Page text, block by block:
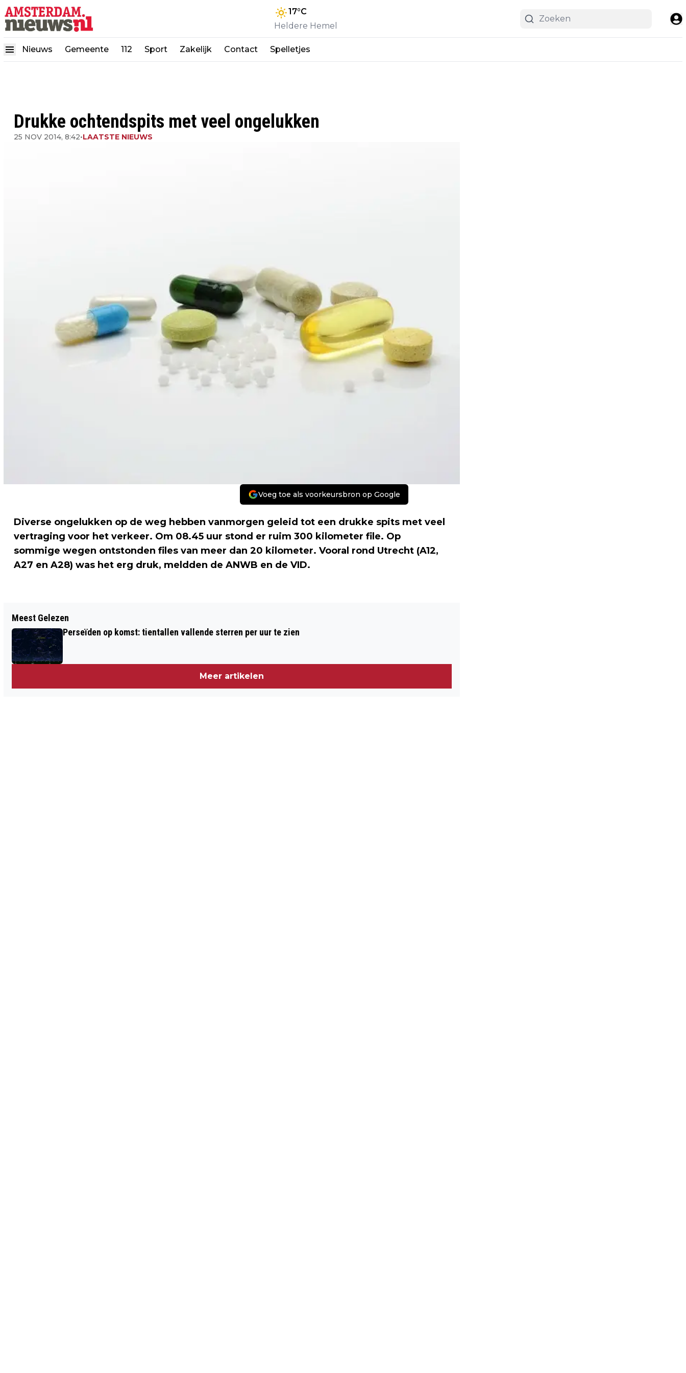
17°C
Heldere Hemel
Nieuws Gemeente 112 Sport Zakelijk Contact Spelletjes
Drukke ochtendspits met veel ongelukken
25 NOV 2014, 8:42•LAATSTE NIEUWS
Voeg toe als voorkeursbron op Google
Diverse ongelukken op de weg hebben vanmorgen geleid tot een drukke spits met veel
vertraging voor het verkeer. Om 08.45 uur stond er ruim 300 kilometer file. Op
sommige wegen ontstonden files van meer dan 20 kilometer. Vooral rond Utrecht (A12,
A27 en A28) was het erg druk, meldden de ANWB en de VID.
RELLEN FERGUSON 'HEFTIGER' DAN IN
AUGUSTUS
MAN
Meest Gelezen
Perseïden op komst: tientallen vallende sterren per uur te zien
Meer artikelen